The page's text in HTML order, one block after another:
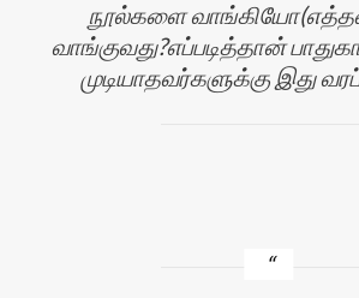
நூல்களை
வாங்குவது?எப்படித்தான்
முடியாதவர்களுக்கு இது